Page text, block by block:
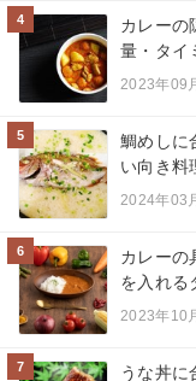
4
カレーの
量・タイ
2023年09
5
鯛めしに
い向き料
2024年03
6
カレーの
を入れる
2023年10
7
うな丼に